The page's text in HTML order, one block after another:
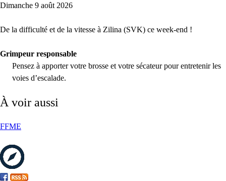
Dimanche 9 août 2026
De la difficulté et de la vitesse à Zilina (SVK) ce week-end !
Grimpeur responsable
Pensez à apporter votre brosse et votre sécateur pour entretenir les
voies d’escalade.
À voir aussi
FFME